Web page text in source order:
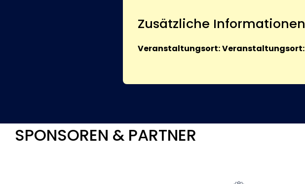
Zusätzliche Informationen
Veranstaltungsort:Veranstaltungsort:
SPONSOREN & PARTNER